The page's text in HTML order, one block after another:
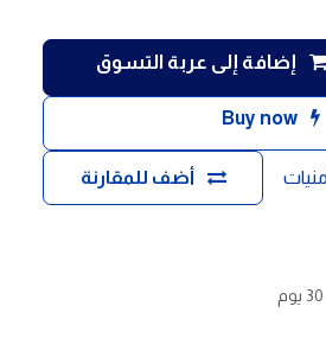
إضافة إلى عربة التسوق
Buy now
أضف للمقارنة